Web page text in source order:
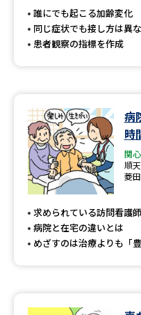
誰にでも起こる加齢変化
同じ症状でも接し方は異
患者観察の指標を作成
病
時
関
順
菱
求められている訪問看護師
病院と在宅の違いとは
めざすのは治療よりも「